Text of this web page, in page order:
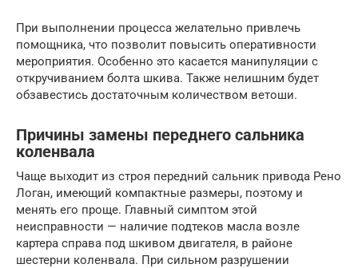
При выполнении процесса желательно привлечь
помощника, что позволит повысить оперативности
мероприятия. Особенно это касается манипуляции с
откручиванием болта шкива. Также нелишним будет
обзавестись достаточным количеством ветоши.
Причины замены переднего сальника
коленвала
Чаще выходит из строя передний сальник привода Рено
Логан, имеющий компактные размеры, поэтому и
менять его проще. Главный симптом этой
неисправности — наличие подтеков масла возле
картера справа под шкивом двигателя, в районе
шестерни коленвала. При сильном разрушении